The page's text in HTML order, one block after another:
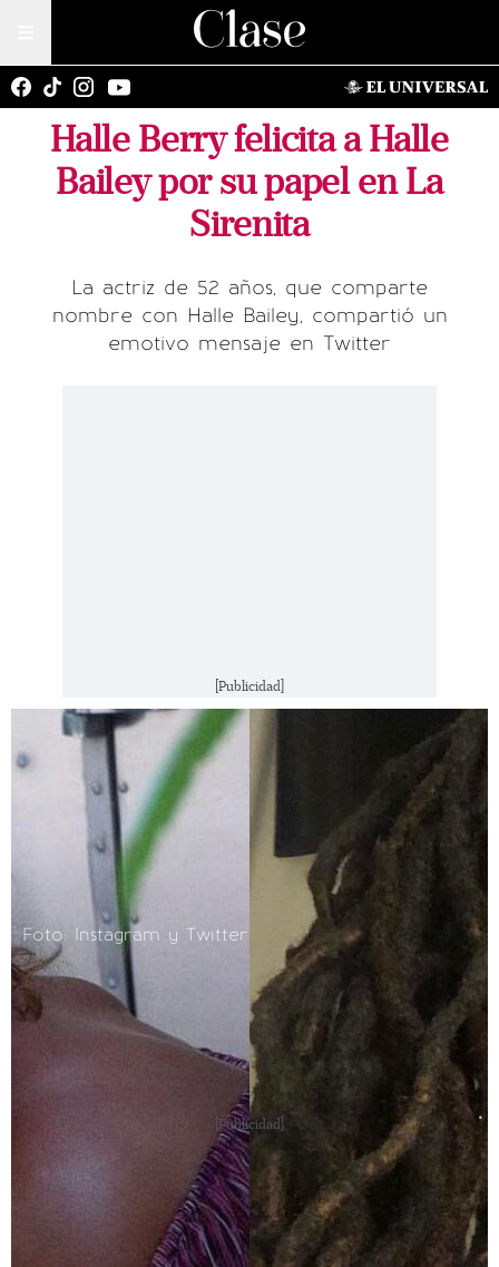
Halle Berry felicita a Halle
Bailey por su papel en La
Sirenita
La actriz de 52 años, que comparte
nombre con Halle Bailey, compartió un
emotivo mensaje en Twitter
[Publicidad]
Foto: Instagram y Twitter
[Publicidad]